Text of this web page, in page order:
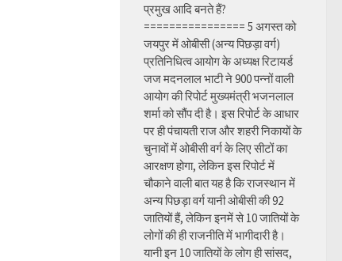
प्रमुख आदि बनते हैं?
================ 5 अगस्त को
जयपुर में ओबीसी (अन्य पिछड़ा वर्ग)
प्रतिनिधित्व आयोग के अध्यक्ष रिटायर्ड
जज मदनलाल भाटी ने 900 पन्नों वाली
आयोग की रिपोर्ट मुख्यमंत्री भजनलाल
शर्मा को सौंप दी है। इस रिपोर्ट के आधार
पर ही पंचायती राज और शहरी निकायों के
चुनावों में ओबीसी वर्ग के लिए सीटों का
आरक्षण होगा, लेकिन इस रिपोर्ट में
चौकाने वाली बात यह है कि राजस्थान में
अन्य पिछड़ा वर्ग यानी ओबीसी की 92
जातियों हैं, लेकिन इनमें से 10 जातियों के
लोगों की ही राजनीति में भागीदारी है।
यानी इन 10 जातियों के लोग ही सांसद,